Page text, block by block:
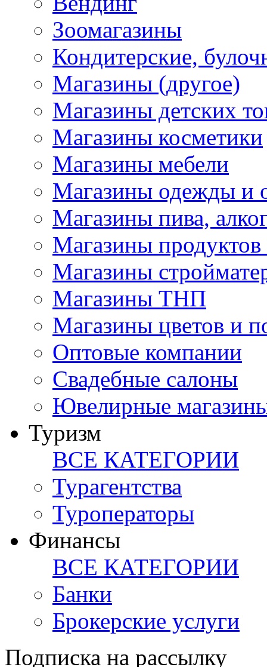
Зоомагазины
Кондитерские,
Магазины (другое)
Магазины детских
Магазины косметики
Магазины мебели
Магазины одежды и
Магазины пива,
Магазины продуктов
Магазины
Магазины ТНП
Магазины цветов и
Оптовые компании
Свадебные салоны
Ювелирные
Туризм
ВСЕ КАТЕГОРИИ
Турагентства
Туроператоры
Финансы
ВСЕ КАТЕГОРИИ
Банки
Брокерские услуги
Подписка на рассылку